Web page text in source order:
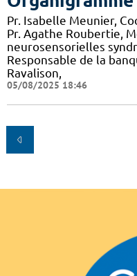
Pr. Isabelle Meunier,
Pr. Agathe Roubertie,
neurosensorielles
Responsable de la
Ravalison,
05/08/2025 18:46